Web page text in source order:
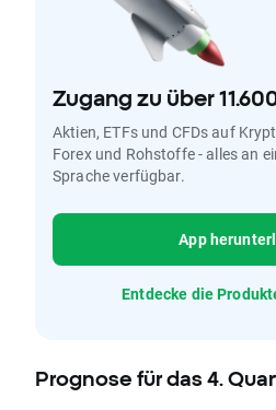
Zugang zu über
Aktien, ETFs und CFDs auf
Forex und Rohstoffe - alles an
Sprache verfügbar.
App
Entdecke die
Prognose für das 4.